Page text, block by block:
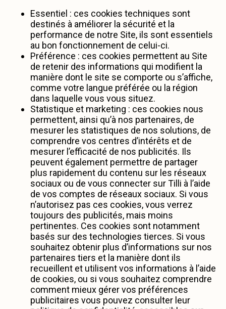
Essentiel : ces cookies techniques sont
destinés à améliorer la sécurité et la
performance de notre Site, ils sont essentiels
au bon fonctionnement de celui-ci.
Préférence : ces cookies permettent au Site
de retenir des informations qui modifient la
manière dont le site se comporte ou s’affiche,
comme votre langue préférée ou la région
dans laquelle vous vous situez.
Statistique et marketing : ces cookies nous
permettent, ainsi qu’à nos partenaires, de
mesurer les statistiques de nos solutions, de
comprendre vos centres d’intérêts et de
mesurer l’efficacité de nos publicités. Ils
peuvent également permettre de partager
plus rapidement du contenu sur les réseaux
sociaux ou de vous connecter sur Tilli à l’aide
de vos comptes de réseaux sociaux. Si vous
n’autorisez pas ces cookies, vous verrez
toujours des publicités, mais moins
pertinentes. Ces cookies sont notamment
basés sur des technologies tierces. Si vous
souhaitez obtenir plus d’informations sur nos
partenaires tiers et la manière dont ils
recueillent et utilisent vos informations à l’aide
de cookies, ou si vous souhaitez comprendre
comment mieux gérer vos préférences
publicitaires vous pouvez consulter leur